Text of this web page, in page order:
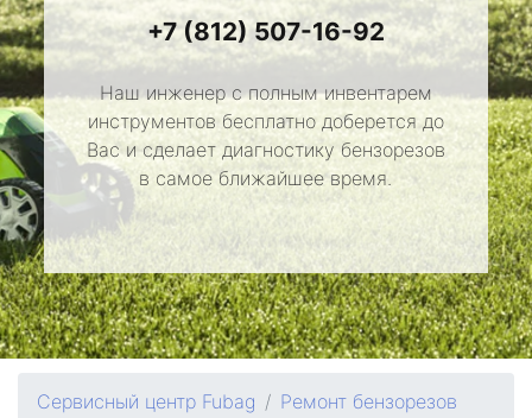
+7 (812) 507-16-92
Наш инженер с полным инвентарем
инструментов бесплатно доберется до
Вас и сделает диагностику бензорезов
в самое ближайшее время.
Сервисный центр Fubag
Ремонт бензорезов